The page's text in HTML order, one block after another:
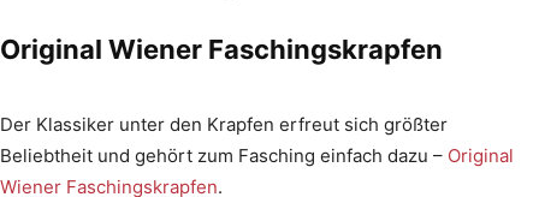
Original Wiener Faschingskrapfen
Der Klassiker unter den Krapfen erfreut sich größter
Beliebtheit und gehört zum Fasching einfach dazu – Original
Wiener Faschingskrapfen.